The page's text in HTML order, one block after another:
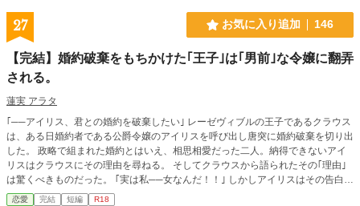
27 お気に入り追加 146
【完結】婚約破棄をもちかけた｢王子｣は｢男前｣な令嬢に翻弄
される。
蓮実 アラタ
｢──アイリス、君との婚約を破棄したい｣ レーゼヴィブルの王子であるクラウス
は、ある日婚約者である公爵令嬢のアイリスを呼び出し唐突に婚約破棄を切り出
した。 政略で組まれた婚約とはいえ、相思相愛だった二人。納得できないアイ
リスはクラウスにその理由を尋ねる。 そしてクラウスから語られたその｢理由｣
は驚くべきものだった。 ｢実は私──女なんだ！！｣ しかしアイリスはその告白に
余裕の笑みでもって更なる衝撃の事実を明かすのであった。 ※小説家になろう
恋愛 完結 短編 R18